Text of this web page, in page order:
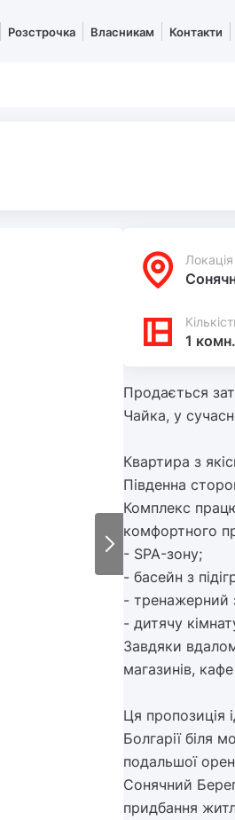
Розстрочка Власникам Контакти
Локацiя
1 комн.
Продається
Чайка, у
Квартира з
Південна
Комплекс
комфортного
- SPA-зону;
- басейн з
- тренажерний
- дитячу
Завдяки
магазинів,
Ця пропозиція
Болгарії біля
подальшої
Сонячний
придбання